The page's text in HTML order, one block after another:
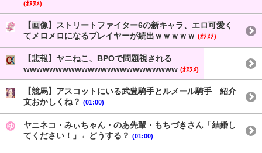
(ｵﾇﾇﾒ)
【画像】ストリートファイター6の新キャラ、エロ可愛く
てメロメロになるプレイヤーが続出ｗｗｗｗｗ (ｵﾇﾇﾒ)
【悲報】ヤニねこ、BPOで問題視される
wwwwwwwwwwwwwwwwwwwwwwww (ｵﾇﾇﾒ)
【競馬】アスコットにいる武豊騎手とルメール騎手 紹介
文おかしくね？ (01:00)
ヤニネコ・みぃちゃん・のあ先輩・もちづきさん「結婚し
てください！」←どうする？ (01:00)